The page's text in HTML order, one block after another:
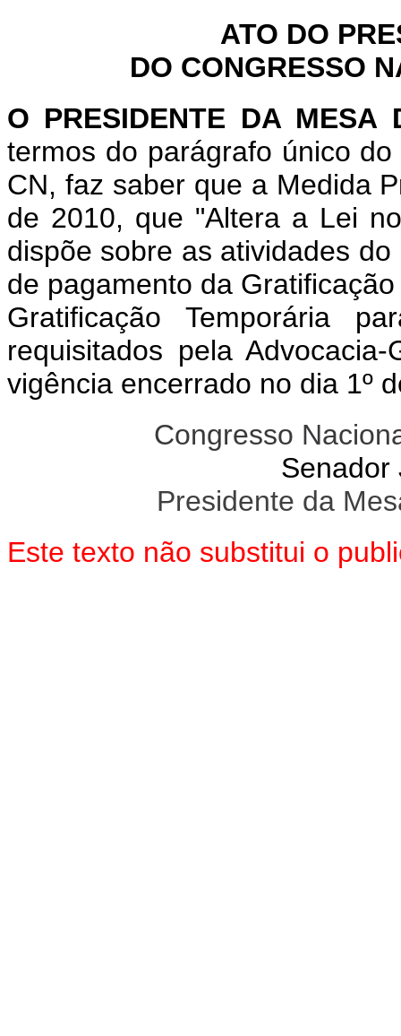
ATO DO
DO CONGRESSO
O PRESIDENTE DA MESA
termos do parágrafo único
CN, faz saber que a Medida
de 2010, que "Altera a Lei
dispõe sobre as atividades
de pagamento da
Gratificação Temporária
requisitados pela
vigência encerrado no dia 1º
Congresso
Senador
Presidente da
Este texto não substitui o